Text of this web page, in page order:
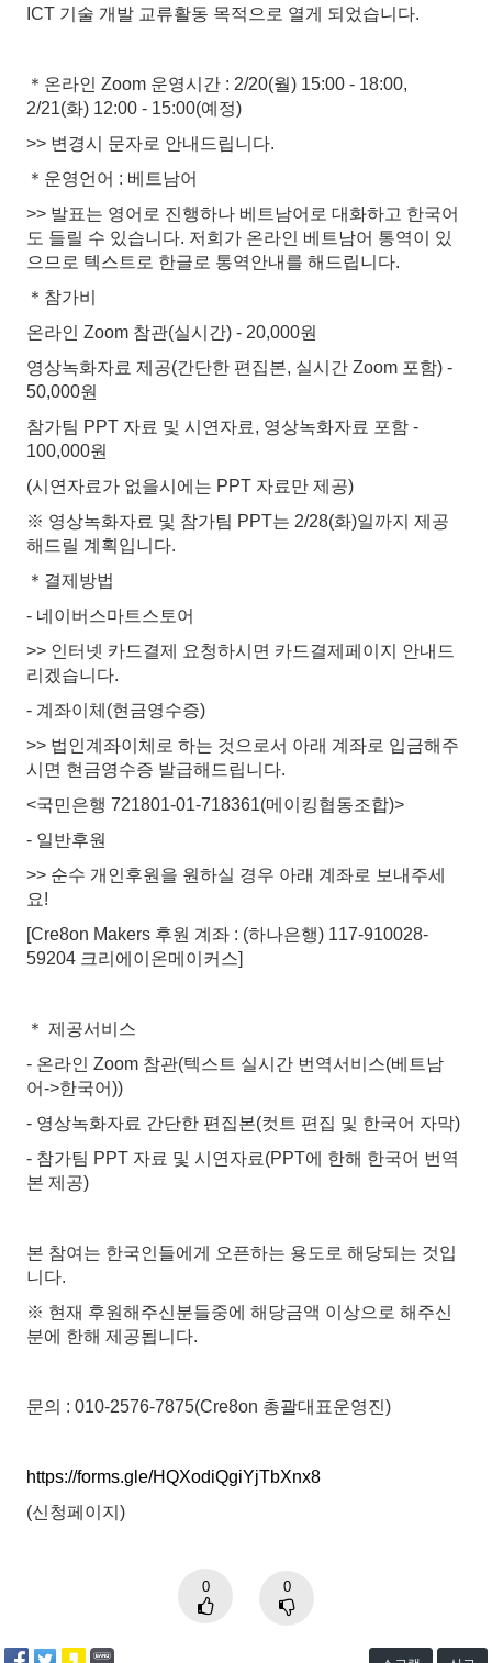
ICT 기술 개발 교류활동 목적으로 열게 되었습니다.
＊온라인 Zoom 운영시간 : 2/20(월) 15:00 - 18:00,
2/21(화) 12:00 - 15:00(예정)
>> 변경시 문자로 안내드립니다.
＊운영언어 : 베트남어
>> 발표는 영어로 진행하나 베트남어로 대화하고 한국어
도 들릴 수 있습니다. 저희가 온라인 베트남어 통역이 있
으므로 텍스트로 한글로 통역안내를 해드립니다.
＊참가비
온라인 Zoom 참관(실시간) - 20,000원
영상녹화자료 제공(간단한 편집본, 실시간 Zoom 포함) -
50,000원
참가팀 PPT 자료 및 시연자료, 영상녹화자료 포함 -
100,000원
(시연자료가 없을시에는 PPT 자료만 제공)
※ 영상녹화자료 및 참가팀 PPT는 2/28(화)일까지 제공
해드릴 계획입니다.
＊결제방법
- 네이버스마트스토어
>> 인터넷 카드결제 요청하시면 카드결제페이지 안내드
리겠습니다.
- 계좌이체(현금영수증)
>> 법인계좌이체로 하는 것으로서 아래 계좌로 입금해주
시면 현금영수증 발급해드립니다.
<국민은행 721801-01-718361(메이킹협동조합)>
- 일반후원
>> 순수 개인후원을 원하실 경우 아래 계좌로 보내주세
요!
[Cre8on Makers 후원 계좌 : (하나은행) 117-910028-
59204 크리에이온메이커스]
＊ 제공서비스
- 온라인 Zoom 참관(텍스트 실시간 번역서비스(베트남
어->한국어))
- 영상녹화자료 간단한 편집본(컷트 편집 및 한국어 자막)
- 참가팀 PPT 자료 및 시연자료(PPT에 한해 한국어 번역
본 제공)
본 참여는 한국인들에게 오픈하는 용도로 해당되는 것입
니다.
※ 현재 후원해주신분들중에 해당금액 이상으로 해주신
분에 한해 제공됩니다.
문의 : 010-2576-7875(Cre8on 총괄대표운영진)
https://forms.gle/HQXodiQgiYjTbXnx8
(신청페이지)
0 0